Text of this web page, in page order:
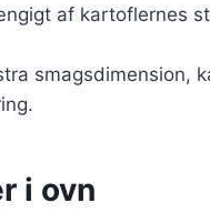
af kartoflernes
smagsdimension,
i ovn